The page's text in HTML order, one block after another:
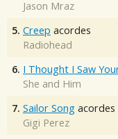
Jason Mraz
5. Creep acordes
Radiohead
6. I Thought I Saw
She and Him
7. Sailor Song acordes
Gigi Perez